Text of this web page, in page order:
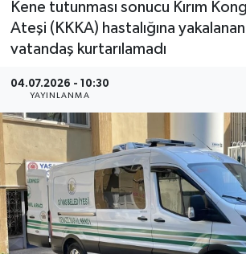
Kene tutunması sonucu Kırım
Ateşi (KKKA) hastalığına
vatandaş kurtarılamadı
04.07.2026 - 10:30
YAYINLANMA
MAGAZİN
RESMİ İLANLAR
SAĞLIK
SİYASET
SOSYAL YARDIMLAR